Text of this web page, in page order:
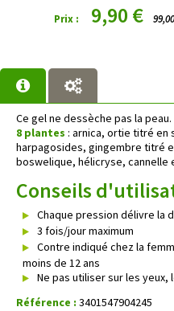
Prix : 9,90 €
Ce gel ne dessèche pas la
8 plantes : arnica, ortie titré en
harpagosides, gingembre titré
boswelique, hélicryse, cannelle
Conseils
Chaque pression délivre la
3 fois/jour maximum
Contre indiqué chez la
moins de 12 ans
Ne pas utiliser sur les yeux,
Référence : 3401547904245